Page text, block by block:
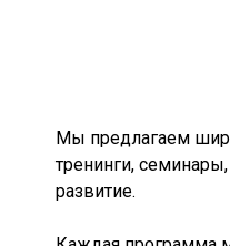
Мы предлагаем
тренинги,
развитие.